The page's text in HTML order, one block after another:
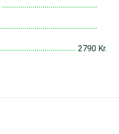
2790 Kr.